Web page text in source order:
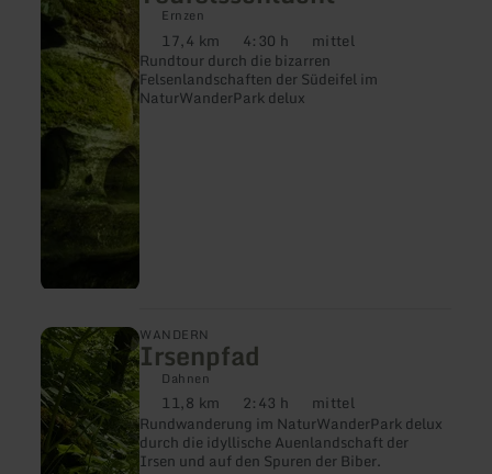
Ernzen
Distanz:
17,4 km Dauer:
4:30 h Anforderung:
mittel
Rundtour durch die bizarren
Felsenlandschaften der Südeifel im
NaturWanderPark delux
6
Teufelsschlucht
WANDERN
Irsenpfad
Dahnen
Distanz:
11,8 km Dauer:
2:43 h Anforderung:
mittel
Rundwanderung im NaturWanderPark delux
durch die idyllische Auenlandschaft der
Irsen und auf den Spuren der Biber.
mehr
erfahren
zu:
Irsenpfad